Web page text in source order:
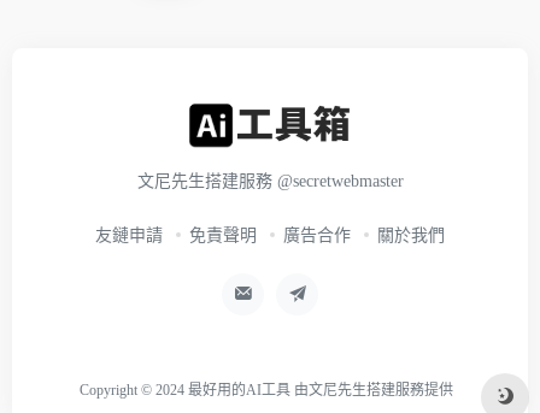
文尼先生搭建服務 @secretwebmaster
友鏈申請 免責聲明 廣告合作 關於我們
Copyright © 2024 最好用的AI工具 由文尼先生搭建服務提供